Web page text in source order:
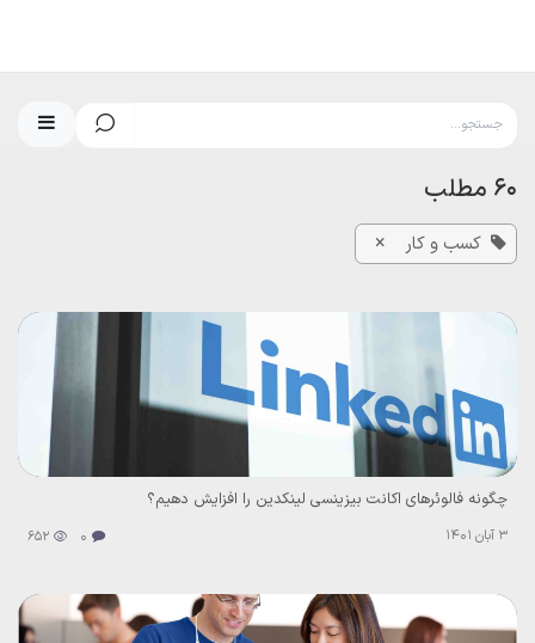
60 مطلب
کسب و کار ×
چگونه فالوئرهای اکانت بیزینسی لینکدین را افزایش دهیم؟
3 آبان 1401 0
652